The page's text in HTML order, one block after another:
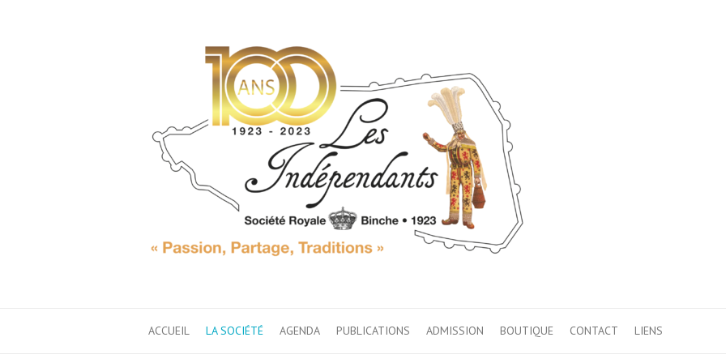
ACCUEIL LA SOCIÉTÉ AGENDA PUBLICATIONS ADMISSION BOUTIQUE CONTACT LIENS